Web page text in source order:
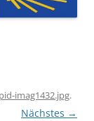
imag1432.jpg.
Nächstes →